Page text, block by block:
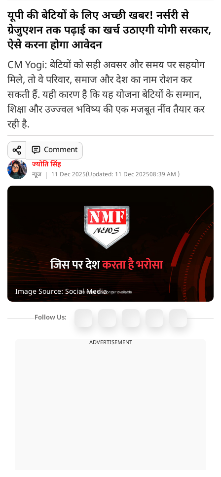
यूपी की बेटियों के लिए अच्छी खबर! नर्सरी से
ग्रेजुएशन तक पढ़ाई का खर्च उठाएगी योगी सरकार,
ऐसे करना होगा आवेदन
CM Yogi: बेटियों को सही अवसर और समय पर सहयोग
मिले, तो वे परिवार, समाज और देश का नाम रोशन कर
सकती हैं. यही कारण है कि यह योजना बेटियों के सम्मान,
शिक्षा और उज्ज्वल भविष्य की एक मजबूत नींव तैयार कर
रही है.
ज्योति सिंह
न्यूज 11 Dec 2025(Updated: 11 Dec 202508:39 AM )
Comment
Image Source: Social Media
Follow Us:
ADVERTISEMENT